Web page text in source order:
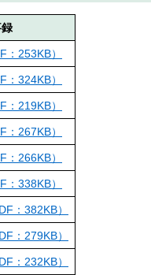
：253KB）
：324KB）
：219KB）
：267KB）
：266KB）
：338KB）
：382KB）
：279KB）
：232KB）